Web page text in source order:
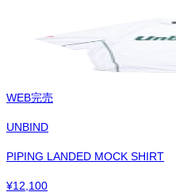
WEB完売
UNBIND
PIPING LANDED MOCK SHIRT
¥12,100